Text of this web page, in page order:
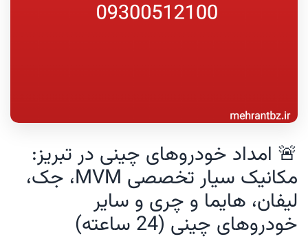
🚨 امداد خودروهای چینی در تبریز:
مکانیک سیار تخصصی MVM، جک،
لیفان، هایما و چری و سایر
خودروهای چینی (24 ساعته)